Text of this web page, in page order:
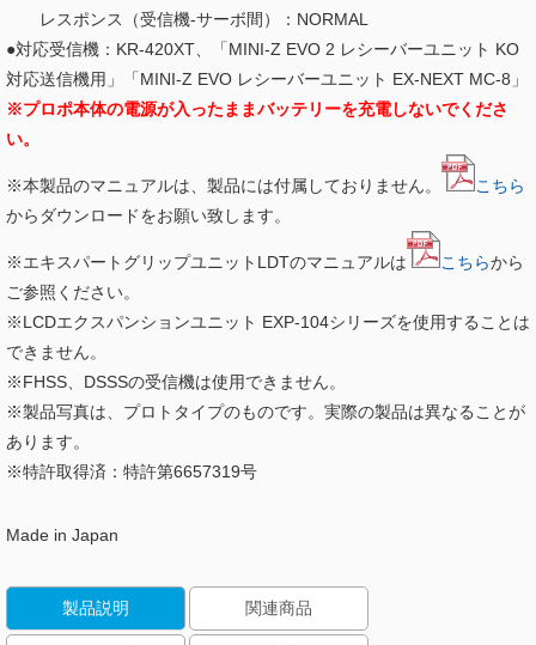
レスポンス（受信機-サーボ間）：NORMAL
●対応受信機：KR-420XT、「MINI-Z EVO 2 レシーバーユニット KO
対応送信機用」「MINI-Z EVO レシーバーユニット EX-NEXT MC-8」
※プロポ本体の電源が入ったままバッテリーを充電しないでくださ
い。
※本製品のマニュアルは、製品には付属しておりません。
こちら
からダウンロードをお願い致します。
※エキスパートグリップユニットLDTのマニュアルは こちらから
ご参照ください。
※LCDエクスパンションユニット EXP-104シリーズを使用することは
できません。
※FHSS、DSSSの受信機は使用できません。
※製品写真は、プロトタイプのものです。実際の製品は異なることが
あります。
※特許取得済：特許第6657319号
Made in Japan
製品説明 関連商品